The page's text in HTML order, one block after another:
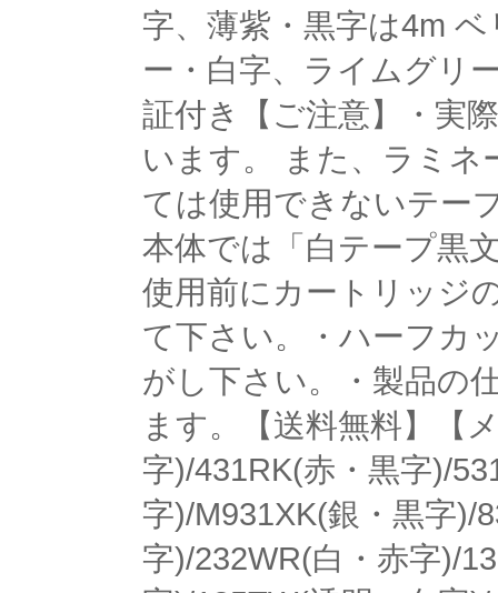
字、薄紫・黒字は4m
ー・白字、ライムグリ
証付き【ご注意】・実
います。 また、ラミ
ては使用できないテー
本体では「白テープ黒
使用前にカートリッジ
て下さい。・ハーフカ
がし下さい。・製品の
ます。【送料無料】【
字)/431RK(赤・黒字)/
字)/M931XK(銀・黒字)/
字)/232WR(白・赤字)/